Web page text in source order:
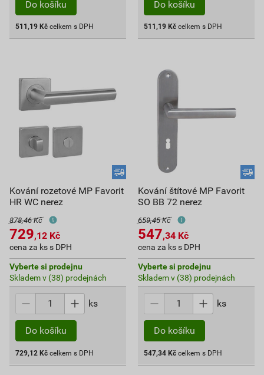
Do košíku
511,19 Kč celkem s DPH
Do košíku
511,19 Kč celkem s DPH
Kování rozetové MP Favorit
HR WC nerez
878,46 Kč
729,12 Kč
cena za ks s DPH
Vyberte si prodejnu
Skladem v (38) prodejnách
ks
Do košíku
729,12 Kč celkem s DPH
Kování štítové MP Favorit
SO BB 72 nerez
659,45 Kč
547,34 Kč
cena za ks s DPH
Vyberte si prodejnu
Skladem v (38) prodejnách
ks
Do košíku
547,34 Kč celkem s DPH